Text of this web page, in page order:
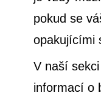
pokud se
opakujícími
V naší
informací o